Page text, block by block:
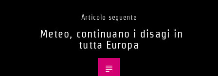
Articolo seguente
Meteo, continuano i disagi in
tutta Europa